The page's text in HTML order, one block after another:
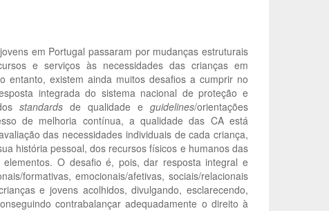
em Portugal passaram por mudanças estruturais
e serviços às necessidades das crianças em
entanto, existem ainda muitos desafios a cumprir no
integrada do sistema nacional de proteção e
standards de qualidade eguidelines/orientações
de melhoria contínua, a qualidade das CA está
das necessidades individuais de cada criança,
história pessoal, dos recursos físicos e humanos das
O desafio é, pois, dar resposta integral e
formativas, emocionais/afetivas, sociais/relacionais
e jovens acolhidos, divulgando, esclarecendo,
contrabalançar adequadamente o direito à